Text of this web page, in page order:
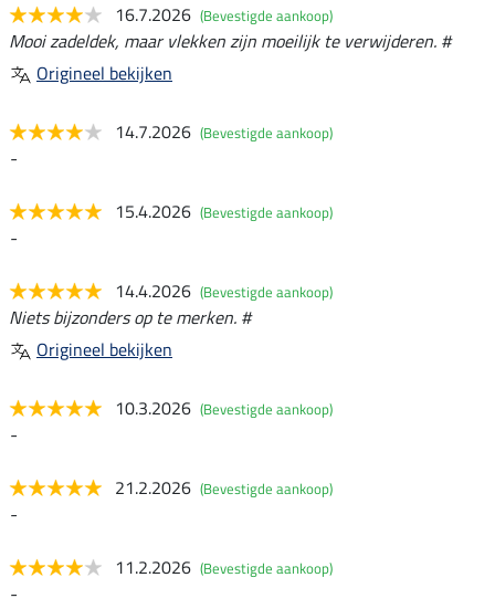
16.7.2026 (Bevestigde aankoop)
Mooi zadeldek, maar vlekken zijn moeilijk te verwijderen. #
Origineel bekijken
14.7.2026 (Bevestigde aankoop)
-
15.4.2026 (Bevestigde aankoop)
-
14.4.2026 (Bevestigde aankoop)
Niets bijzonders op te merken. #
Origineel bekijken
10.3.2026 (Bevestigde aankoop)
-
21.2.2026 (Bevestigde aankoop)
-
11.2.2026 (Bevestigde aankoop)
-